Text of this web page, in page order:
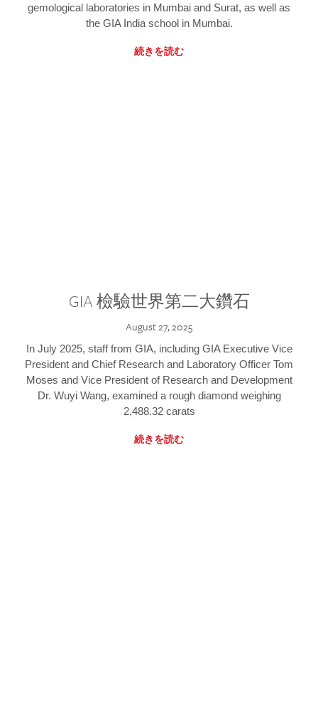
gemological laboratories in Mumbai and Surat, as well as
the GIA India school in Mumbai.
続きを読む
GIA 檢驗世界第二大鑽石
August 27, 2025
In July 2025, staff from GIA, including GIA Executive Vice
President and Chief Research and Laboratory Officer Tom
Moses and Vice President of Research and Development
Dr. Wuyi Wang, examined a rough diamond weighing
2,488.32 carats
続きを読む